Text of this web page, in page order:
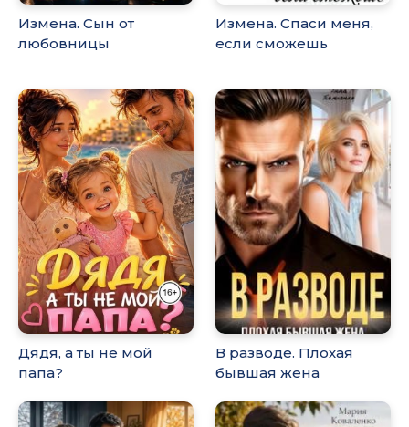
Измена. Сын от
любовницы
Измена. Спаси меня,
если сможешь
Дядя, а ты не мой
папа?
В разводе. Плохая
бывшая жена